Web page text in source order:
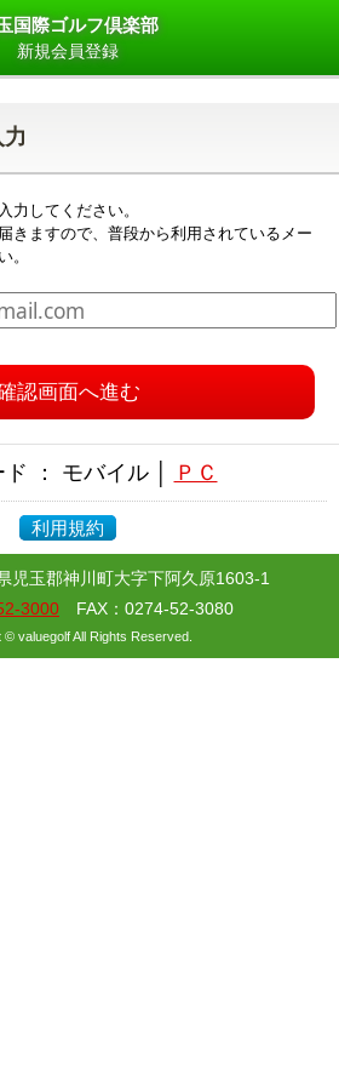
国際ゴルフ倶楽部
新規会員登録
力してください。
きますので、普段から利用されているメー
。
認画面へ進む
： モバイル │ ＰＣ
利用規約
児玉郡神川町大字下阿久原1603-1
3000 FAX：0274-52-3080
© valuegolf All Rights Reserved.